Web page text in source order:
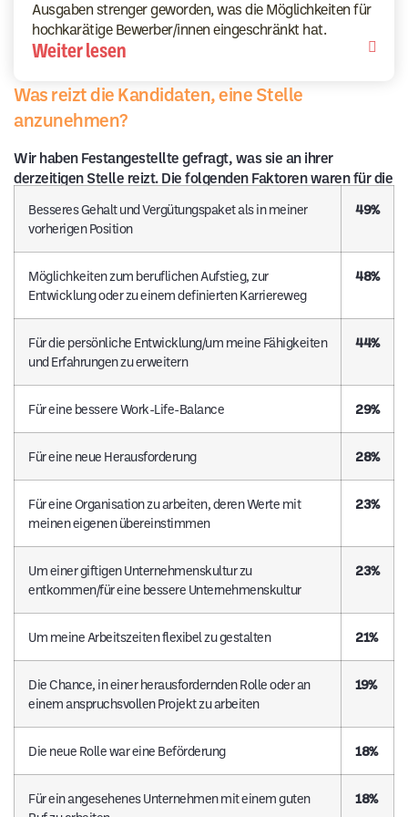
Ausgaben strenger geworden, was die Möglichkeiten für
hochkarätige Bewerber/innen eingeschränkt hat.
Weiter lesen
Was reizt die Kandidaten, eine Stelle
anzunehmen?
Wir haben Festangestellte gefragt, was sie an ihrer
derzeitigen Stelle reizt. Die folgenden Faktoren waren für die
Besseres Gehalt und Vergütungspaket als in meiner
vorherigen Position
49%
Möglichkeiten zum beruflichen Aufstieg, zur
Entwicklung oder zu einem definierten Karriereweg
48%
Für die persönliche Entwicklung/um meine Fähigkeiten
und Erfahrungen zu erweitern
44%
Für eine bessere Work-Life-Balance 29%
Für eine neue Herausforderung 28%
Für eine Organisation zu arbeiten, deren Werte mit
meinen eigenen übereinstimmen
23%
Um einer giftigen Unternehmenskultur zu
entkommen/für eine bessere Unternehmenskultur
23%
Um meine Arbeitszeiten flexibel zu gestalten 21%
Die Chance, in einer herausfordernden Rolle oder an
einem anspruchsvollen Projekt zu arbeiten
19%
Die neue Rolle war eine Beförderung 18%
Für ein angesehenes Unternehmen mit einem guten
18%